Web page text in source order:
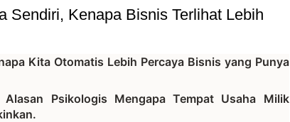
Sendiri, Kenapa Bisnis Terlihat Lebih
Kita Otomatis Lebih Percaya Bisnis yang Punya
Alasan Psikologis Mengapa Tempat Usaha Milik